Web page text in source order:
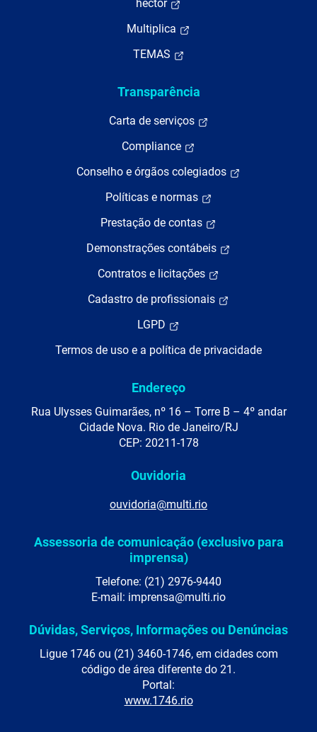
hector
Multiplica
TEMAS
Transparência
Carta de serviços
Compliance
Conselho e órgãos colegiados
Políticas e normas
Prestação de contas
Demonstrações contábeis
Contratos e licitações
Cadastro de profissionais
LGPD
Termos de uso e a política de privacidade
Endereço
Rua Ulysses Guimarães, nº 16 – Torre B – 4º andar
Cidade Nova. Rio de Janeiro/RJ
CEP: 20211-178
Ouvidoria
ouvidoria@multi.rio
Assessoria de comunicação (exclusivo para
imprensa)
Telefone: (21) 2976-9440
E-mail: imprensa@multi.rio
Dúvidas, Serviços, Informações ou Denúncias
Ligue 1746 ou (21) 3460-1746, em cidades com
código de área diferente do 21.
Portal:
www.1746.rio